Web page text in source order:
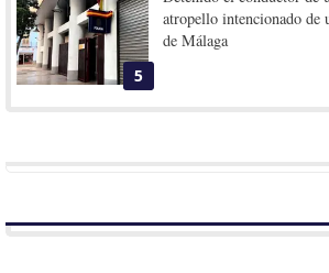
5
atropello intencionado de
de Málaga